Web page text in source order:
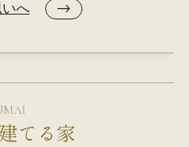
へ
てる家